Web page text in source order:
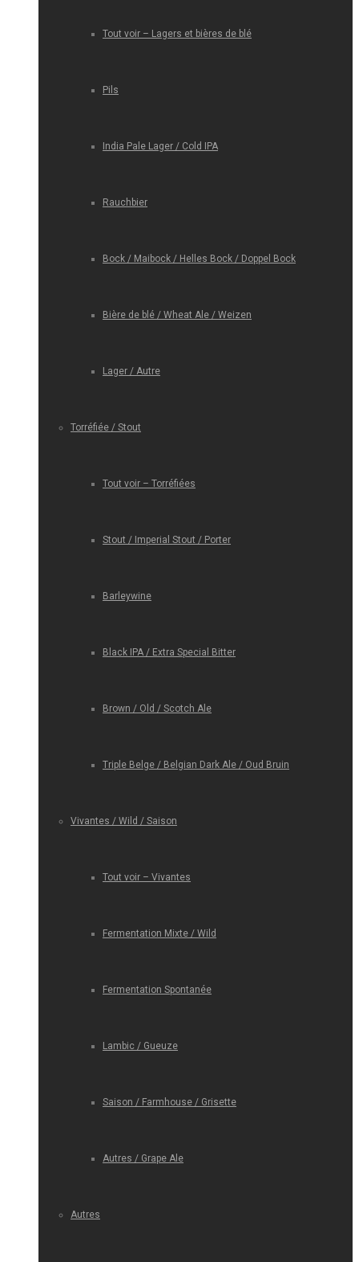
Tout voir – Lagers et bières de blé
Pils
India Pale Lager / Cold IPA
Rauchbier
Bock / Maibock / Helles Bock / Doppel Bock
Bière de blé / Wheat Ale / Weizen
Lager / Autre
Torréfiée / Stout
Tout voir – Torréfiées
Stout / Imperial Stout / Porter
Barleywine
Black IPA / Extra Special Bitter
Brown / Old / Scotch Ale
Triple Belge / Belgian Dark Ale / Oud Bruin
Vivantes / Wild / Saison
Tout voir – Vivantes
Fermentation Mixte / Wild
Fermentation Spontanée
Lambic / Gueuze
Saison / Farmhouse / Grisette
Autres / Grape Ale
Autres